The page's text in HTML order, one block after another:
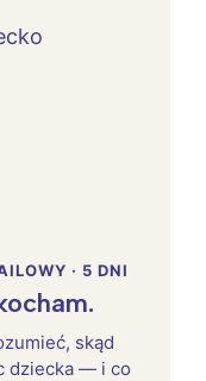
· 5 DNI
skąd
dziecka — i co